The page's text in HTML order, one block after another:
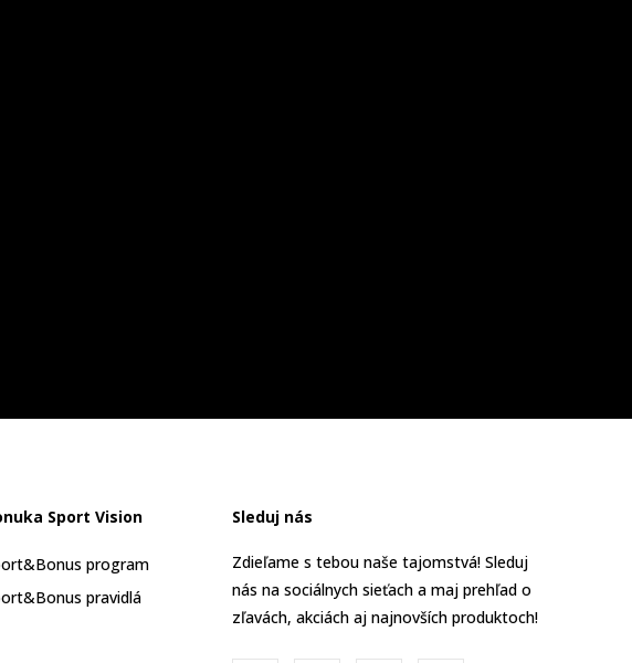
Sport Vision
program
pravidlá
Sleduj nás
Zdieľame s tebou naše tajomstvá! Sleduj
nás na sociálnych sieťach a maj prehľad o
zľavách, akciách aj najnovších produktoch!